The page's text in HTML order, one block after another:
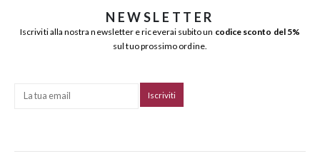
NEWSLETTER
Iscriviti alla nostra newsletter e riceverai subito un codice sconto del 5%
sul tuo prossimo ordine.